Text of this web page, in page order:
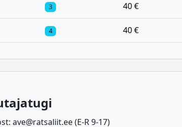
3 40 €
4 40 €
ave@ratsaliit.ee (E-R 9-17)